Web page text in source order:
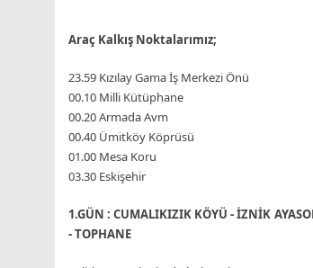
Araç Kalkış Noktalarımız;
23.59 Kızılay Gama İş Merkezi Önü
00.10 Milli Kütüphane
00.20 Armada Avm
00.40 Ümitköy Köprüsü
01.00 Mesa Koru
03.30 Eskişehir
1.GÜN : CUMALIKIZIK KÖYÜ - İZNİK
- TOPHANE